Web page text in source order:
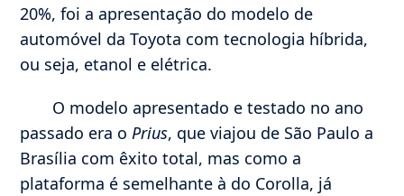
20%, foi a apresentação do modelo de
automóvel da Toyota com tecnologia híbrida,
ou seja, etanol e elétrica.
O modelo apresentado e testado no ano
passado era o Prius, que viajou de São Paulo a
Brasília com êxito total, mas como a
plataforma é semelhante à do Corolla, já